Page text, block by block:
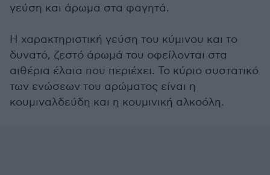
γεύση και άρωμα στα φαγητά.
Η χαρακτηριστική γεύση του κύμινου και το
δυνατό, ζεστό άρωμά του οφείλονται στα
αιθέρια έλαια που περιέχει. Το κύριο συστατικό
των ενώσεων του αρώματος είναι η
κουμιναλδεύδη και η κουμινική αλκοόλη.